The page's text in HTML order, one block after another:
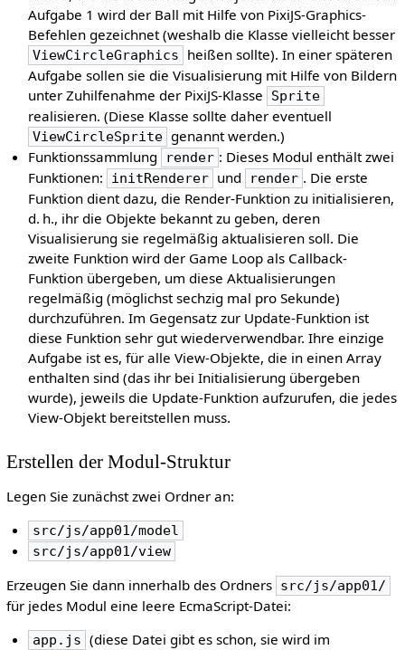
Aufgabe 1 wird der Ball mit Hilfe von PixiJS-Graphics-
Befehlen gezeichnet (weshalb die Klasse vielleicht besser
ViewCircleGraphics
heißen sollte). In einer späteren
Aufgabe sollen sie die Visualisierung mit Hilfe von Bildern
unter Zuhilfenahme der PixiJS-Klasse
Sprite
realisieren. (Diese Klasse sollte daher eventuell
ViewCircleSprite genannt werden.)
Funktionssammlung
render : Dieses Modul enthält zwei
Funktionen:
initRenderer und render . Die erste
Funktion dient dazu, die Render-Funktion zu initialisieren,
d. h., ihr die Objekte bekannt zu geben, deren
Visualisierung sie regelmäßig aktualisieren soll. Die
zweite Funktion wird der Game Loop als Callback-
Funktion übergeben, um diese Aktualisierungen
regelmäßig (möglichst sechzig mal pro Sekunde)
durchzuführen. Im Gegensatz zur Update-Funktion ist
diese Funktion sehr gut wiederverwendbar. Ihre einzige
Aufgabe ist es, für alle View-Objekte, die in einen Array
enthalten sind (das ihr bei Initialisierung übergeben
wurde), jeweils die Update-Funktion aufzurufen, die jedes
View-Objekt bereitstellen muss.
Erstellen der Modul-Struktur
Legen Sie zunächst zwei Ordner an:
src/js/app01/model
src/js/app01/view
Erzeugen Sie dann innerhalb des Ordners src/js/app01/
für jedes Modul eine leere EcmaScript-Datei:
app.js (diese Datei gibt es schon, sie wird im